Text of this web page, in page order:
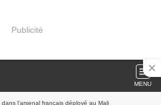
Publicité
MENU
l’arsenal français déployé au Mali